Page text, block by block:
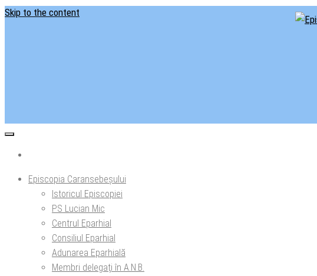
Skip to the content
Episcopia Caransebeșului
Istoricul Episcopiei
PS Lucian Mic
Centrul Eparhial
Consiliul Eparhial
Adunarea Eparhială
Membri delegaţi în A.N.B.